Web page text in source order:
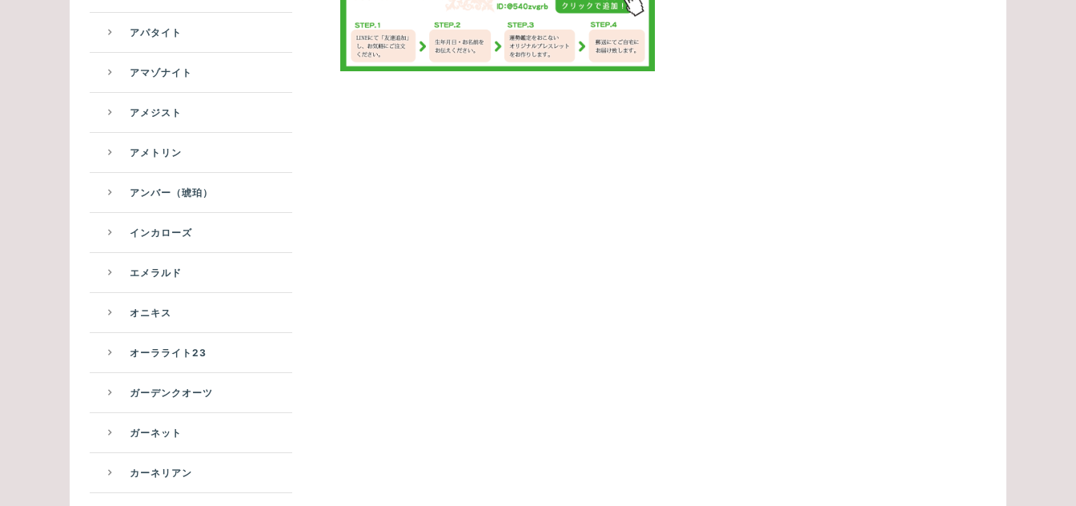
アパタイト
アマゾナイト
アメジスト
アメトリン
アンバー（琥珀）
インカローズ
エメラルド
オニキス
オーラライト23
ガーデンクオーツ
ガーネット
カーネリアン